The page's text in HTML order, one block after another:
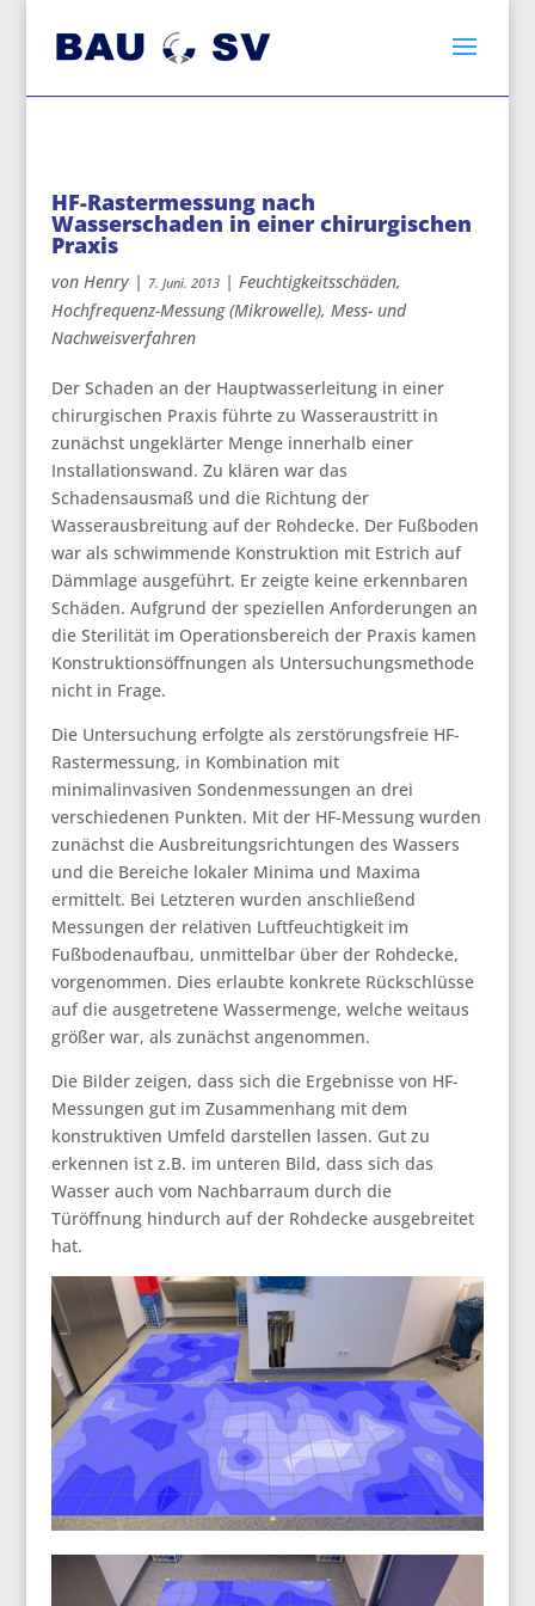
HF-Rastermessung nach
Wasserschaden in einer chirurgischen
Praxis
von Henry| 7. Juni. 2013| Feuchtigkeitsschäden,
Hochfrequenz-Messung (Mikrowelle), Mess- und
Nachweisverfahren
Der Schaden an der Hauptwasserleitung in einer
chirurgischen Praxis führte zu Wasseraustritt in
zunächst ungeklärter Menge innerhalb einer
Installationswand. Zu klären war das
Schadensausmaß und die Richtung der
Wasserausbreitung auf der Rohdecke. Der Fußboden
war als schwimmende Konstruktion mit Estrich auf
Dämmlage ausgeführt. Er zeigte keine erkennbaren
Schäden. Aufgrund der speziellen Anforderungen an
die Sterilität im Operationsbereich der Praxis kamen
Konstruktionsöffnungen als Untersuchungsmethode
nicht in Frage.
Die Untersuchung erfolgte als zerstörungsfreie HF-
Rastermessung, in Kombination mit
minimalinvasiven Sondenmessungen an drei
verschiedenen Punkten. Mit der HF-Messung wurden
zunächst die Ausbreitungsrichtungen des Wassers
und die Bereiche lokaler Minima und Maxima
ermittelt. Bei Letzteren wurden anschließend
Messungen der relativen Luftfeuchtigkeit im
Fußbodenaufbau, unmittelbar über der Rohdecke,
vorgenommen. Dies erlaubte konkrete Rückschlüsse
auf die ausgetretene Wassermenge, welche weitaus
größer war, als zunächst angenommen.
Die Bilder zeigen, dass sich die Ergebnisse von HF-
Messungen gut im Zusammenhang mit dem
konstruktiven Umfeld darstellen lassen. Gut zu
erkennen ist z.B. im unteren Bild, dass sich das
Wasser auch vom Nachbarraum durch die
Türöffnung hindurch auf der Rohdecke ausgebreitet
hat.